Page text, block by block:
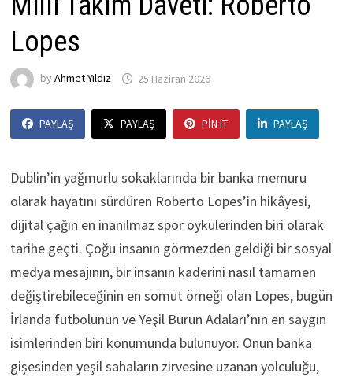
Lopes
by Ahmet Yıldız 25 Haziran 2026
PAYLAŞ PAYLAŞ PIN IT PAYLAŞ
Dublin’in yağmurlu sokaklarında bir banka memuru
olarak hayatını sürdüren Roberto Lopes’in hikâyesi,
dijital çağın en inanılmaz spor öykülerinden biri olarak
tarihe geçti. Çoğu insanın görmezden geldiği bir sosyal
medya mesajının, bir insanın kaderini nasıl tamamen
değiştirebileceğinin en somut örneği olan Lopes, bugün
İrlanda futbolunun ve Yeşil Burun Adaları’nın en saygın
isimlerinden biri konumunda bulunuyor. Onun banka
gişesinden yeşil sahaların zirvesine uzanan yolculuğu,